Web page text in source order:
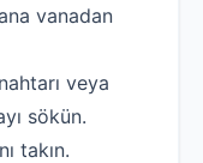
vanadan
veya
sökün.
takın.